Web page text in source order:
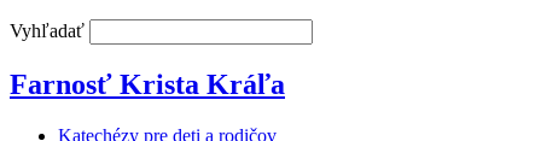
Vyhľadať
Farnosť Krista Kráľa
Katechézy pre deti a rodičov